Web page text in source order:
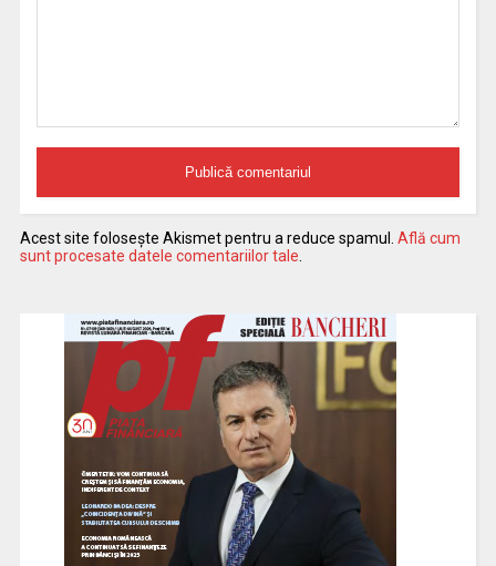
Acest site folosește Akismet pentru a reduce spamul. Află cum
sunt procesate datele comentariilor tale